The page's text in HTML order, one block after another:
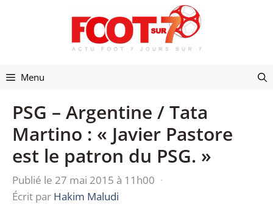
Menu
PSG – Argentine / Tata
Martino : « Javier Pastore
est le patron du PSG. »
Publié le 27 mai 2015 à 11h00 ·
Écrit par Hakim Maludi